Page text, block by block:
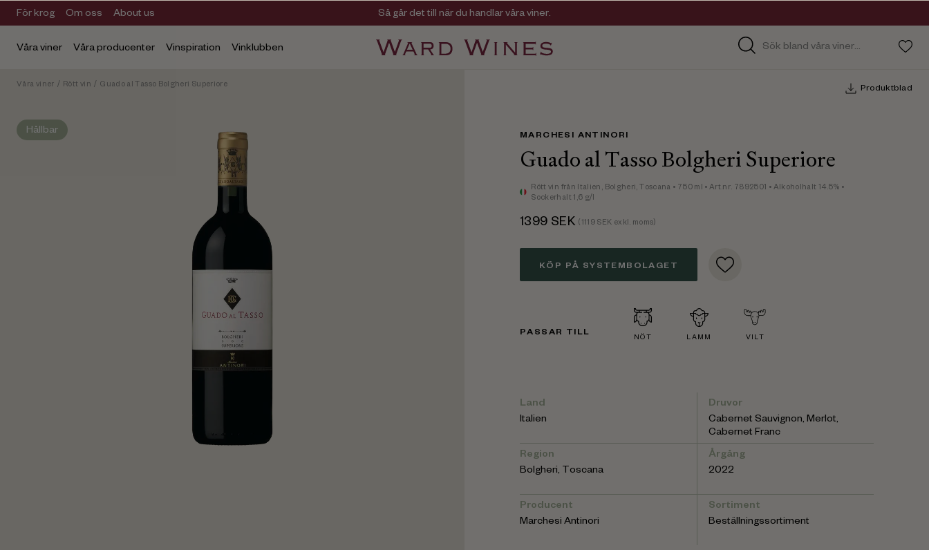
För krog Om oss About us
Viner med kvalitet, ursprung & personlighet
Så går det till när du handlar våra viner.
Våra viner Våra producenter Vinspiration Vinklubben
Hållbar
Våra viner / Rött vin / Guado al Tasso Bolgheri Superiore Produktblad
MARCHESI ANTINORI
Guado al Tasso Bolgheri Superiore
Rött vin från Italien, Bolgheri, Toscana • 750 ml • Art.nr. 7892501 • Alkoholhalt 14.5% •
Sockerhalt 1,6 g/l
1399 SEK ( 1119 SEK exkl. moms)
KÖP PÅ SYSTEMBOLAGET
PASSAR TILL
NÖT LAMM VILT
Land
Italien
Druvor
Cabernet Sauvignon, Merlot,
Cabernet Franc
Region
Bolgheri, Toscana
Årgång
2022
Producent
Marchesi Antinori
Sortiment
Beställningssortiment